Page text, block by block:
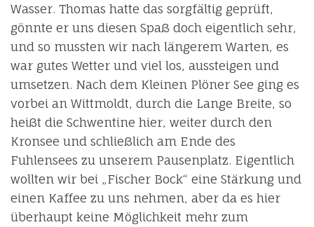
Wasser. Thomas hatte das sorgfältig geprüft,
gönnte er uns diesen Spaß doch eigentlich sehr,
und so mussten wir nach längerem Warten, es
war gutes Wetter und viel los, aussteigen und
umsetzen. Nach dem Kleinen Plöner See ging es
vorbei an Wittmoldt, durch die Lange Breite, so
heißt die Schwentine hier, weiter durch den
Kronsee und schließlich am Ende des
Fuhlensees zu unserem Pausenplatz. Eigentlich
wollten wir bei „Fischer Bock“ eine Stärkung und
einen Kaffee zu uns nehmen, aber da es hier
überhaupt keine Möglichkeit mehr zum